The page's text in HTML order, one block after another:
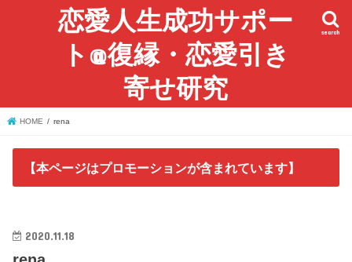
恋愛人生成功サポー
ト@復縁・恋愛引き
寄せ研究
search
HOME rena
【本ページはプロモーションが含まれています】
2020.11.18